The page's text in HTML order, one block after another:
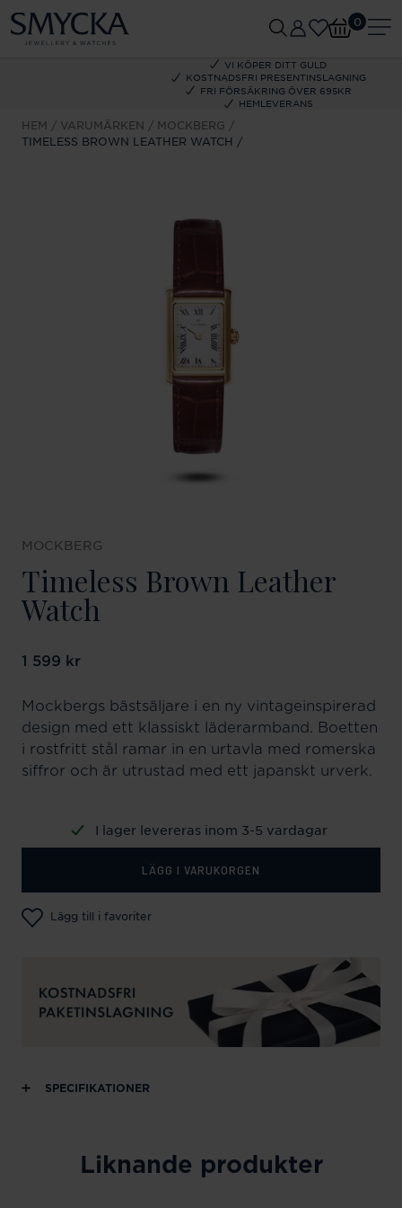
VI KÖPER DITT GULD
KOSTNADSFRI PRESENTINSLAGNING
FRI FÖRSÄKRING ÖVER 695KR
HEMLEVERANS
0
HEM VARUMÄRKEN
MOCKBERG
TIMELESS BROWN LEATHER WATCH
MOCKBERG
Timeless Brown Leather
Watch
Pris:1 599 kr
1 599 kr
Mockbergs bästsäljare i en ny vintageinspirerad
design med ett klassiskt läderarmband. Boetten
i rostfritt stål ramar in en urtavla med romerska
siffror och är utrustad med ett japanskt urverk.
I lager levereras inom 3-5 vardagar
LÄGG I VARUKORGEN
Lägg till i favoriter
SPECIFIKATIONER
Liknande produkter